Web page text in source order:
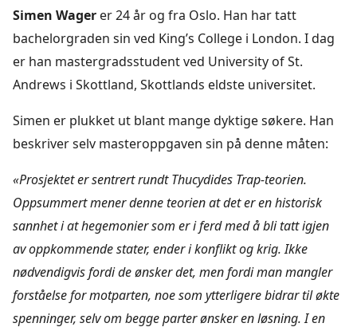
Simen Wager er 24 år og fra Oslo. Han har tatt
bachelorgraden sin ved King’s College i London. I dag
er han mastergradsstudent ved University of St.
Andrews i Skottland, Skottlands eldste universitet.
Simen er plukket ut blant mange dyktige søkere. Han
beskriver selv masteroppgaven sin på denne måten:
«Prosjektet er sentrert rundt Thucydides Trap-teorien.
Oppsummert mener denne teorien at det er en historisk
sannhet i at hegemonier som er i ferd med å bli tatt igjen
av oppkommende stater, ender i konflikt og krig. Ikke
nødvendigvis fordi de ønsker det, men fordi man mangler
forståelse for motparten, noe som ytterligere bidrar til økte
spenninger, selv om begge parter ønsker en løsning. I en